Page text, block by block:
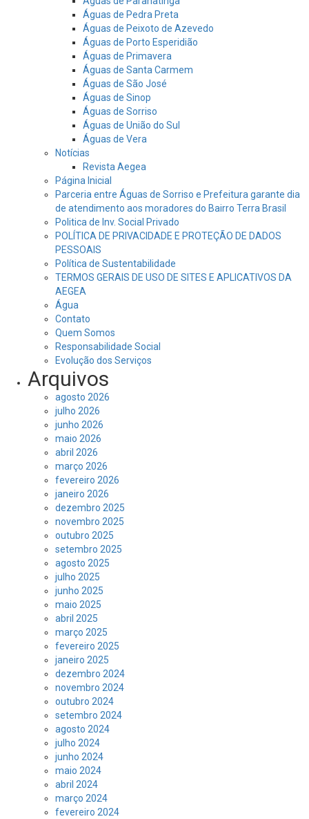
Águas de Pedra Preta
Águas de Peixoto de Azevedo
Águas de Porto Esperidião
Águas de Primavera
Águas de Santa Carmem
Águas de São José
Águas de Sinop
Águas de Sorriso
Águas de União do Sul
Águas de Vera
Notícias
Revista Aegea
Página Inicial
Parceria entre Águas de Sorriso e Prefeitura garante dia
de atendimento aos moradores do Bairro Terra Brasil
Politica de Inv. Social Privado
POLÍTICA DE PRIVACIDADE E PROTEÇÃO DE DADOS
PESSOAIS
Política de Sustentabilidade
TERMOS GERAIS DE USO DE SITES E APLICATIVOS DA
AEGEA
Água
Contato
Quem Somos
Responsabilidade Social
Evolução dos Serviços
Arquivos
agosto 2026
julho 2026
junho 2026
maio 2026
abril 2026
março 2026
fevereiro 2026
janeiro 2026
dezembro 2025
novembro 2025
outubro 2025
setembro 2025
agosto 2025
julho 2025
junho 2025
maio 2025
abril 2025
março 2025
fevereiro 2025
janeiro 2025
dezembro 2024
novembro 2024
outubro 2024
setembro 2024
agosto 2024
julho 2024
junho 2024
maio 2024
abril 2024
março 2024
fevereiro 2024